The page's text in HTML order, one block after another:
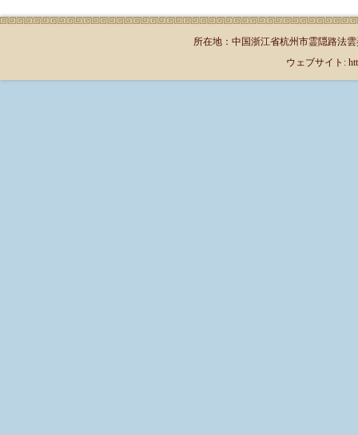
所在地：中国浙江省杭州市霊隠路法
ウェブサイト: